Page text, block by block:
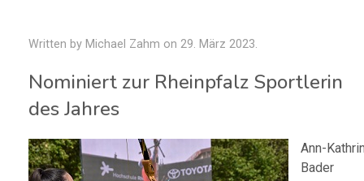
Written by Michael Zahm on 29. März 2023.
Nominiert zur Rheinpfalz Sportlerin
des Jahres
Ann-
Bader